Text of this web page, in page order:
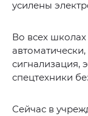
усилены
Во всех школах
сигнализация,
спецтехники
Сейчас в